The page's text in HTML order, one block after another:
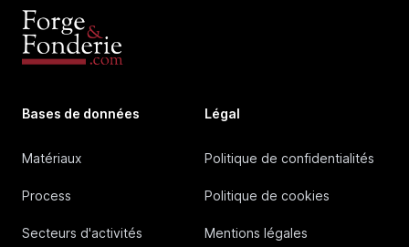
Bases de données
Matériaux
Process
Secteurs d'activités
Légal
Politique de confidentialités
Politique de cookies
Mentions légales